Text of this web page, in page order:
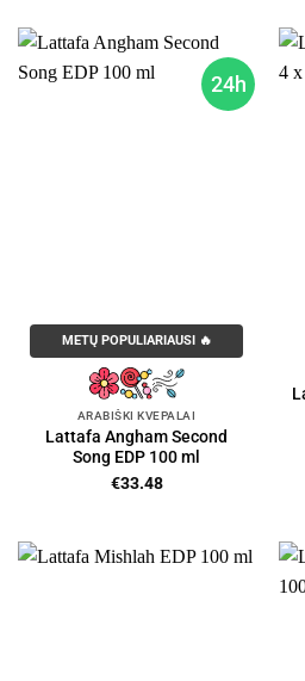
24h
METŲ POPULIARIAUSI 🔥
ARABIŠKI KVEPALAI
Lattafa Angham Second
Song EDP 100 ml
€33.48